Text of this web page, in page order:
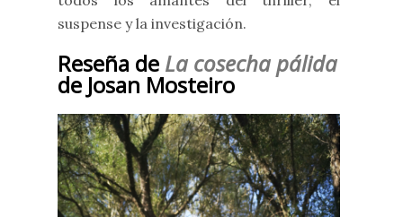
suspense y la investigación.
Reseña de La cosecha pálida
de Josan Mosteiro